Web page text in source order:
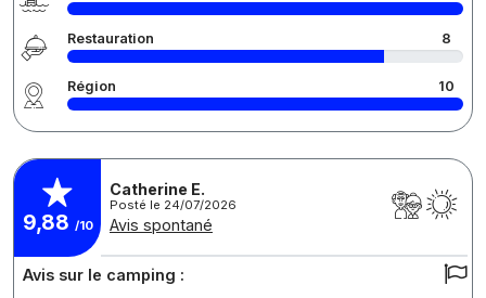
Restauration 8
Région 10
9,88 /10
Catherine E.
Posté le 24/07/2026
Avis spontané
Avis sur le camping :